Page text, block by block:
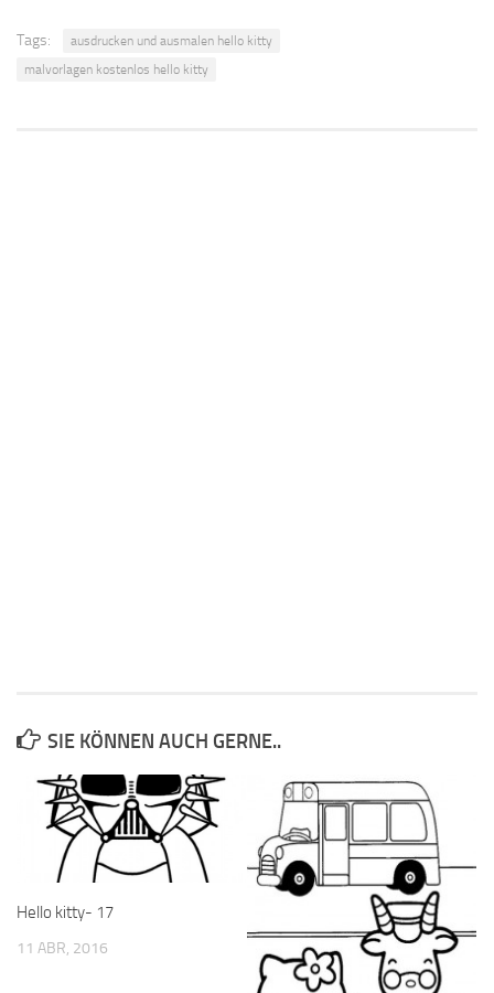
Tags:
ausdrucken und ausmalen hello kitty
malvorlagen kostenlos hello kitty
SIE KÖNNEN AUCH GERNE..
Hello kitty- 17
11 ABR, 2016